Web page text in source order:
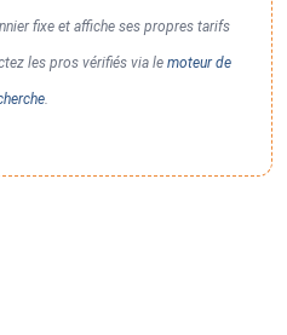
fixe et affiche ses propres tarifs
les pros vérifiés via le moteur de
.